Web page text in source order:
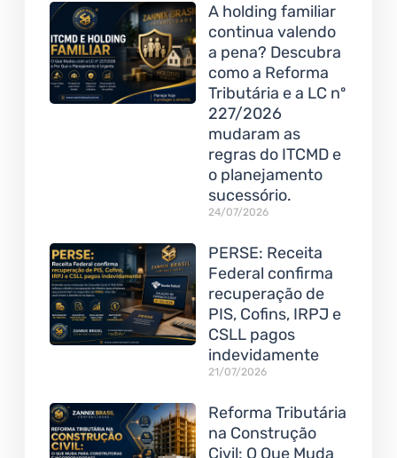
A holding familiar
continua valendo
a pena? Descubra
como a Reforma
Tributária e a LC nº
227/2026
mudaram as
regras do ITCMD e
o planejamento
sucessório.
24/07/2026
PERSE: Receita
Federal confirma
recuperação de
PIS, Cofins, IRPJ e
CSLL pagos
indevidamente
21/07/2026
Reforma Tributária
na Construção
Civil: O Que Muda